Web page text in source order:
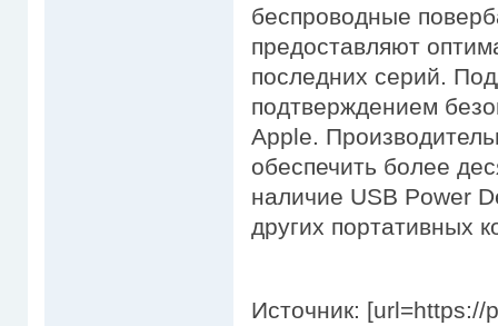
беспроводные
предоставляют
последних серий.
подтверждением
Apple.
обеспечить более
наличие USB Power
других портативных
Источник: